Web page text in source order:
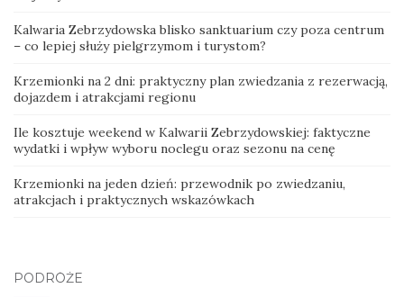
Kalwaria Zebrzydowska blisko sanktuarium czy poza centrum
– co lepiej służy pielgrzymom i turystom?
Krzemionki na 2 dni: praktyczny plan zwiedzania z rezerwacją,
dojazdem i atrakcjami regionu
Ile kosztuje weekend w Kalwarii Zebrzydowskiej: faktyczne
wydatki i wpływ wyboru noclegu oraz sezonu na cenę
Krzemionki na jeden dzień: przewodnik po zwiedzaniu,
atrakcjach i praktycznych wskazówkach
PODRÓŻE